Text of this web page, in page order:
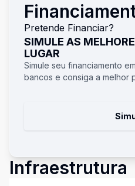
Pretende Financiar?
SIMULE AS
LUGAR
Simule seu financiamento
bancos e consiga a melhor
Infraestrutura